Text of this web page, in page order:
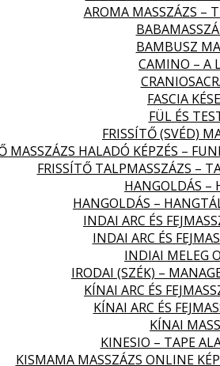
AROMA MASSZÁZS –
BAMBUSZ
CAMINO – A
FASCIA
FÜL ÉS
FRISSÍTŐ (SVÉD)
MASSZÁZS HALADÓ KÉPZÉS –
FRISSÍTŐ TALPMASSZÁZS –
HANGOLDÁS –
HANGOLDÁS –
INDAI ARC ÉS
INDAI ARC ÉS
INDIAI MELEG
IRODAI (SZÉK) –
KÍNAI ARC ÉS
KÍNAI ARC ÉS
KÍNAI
KINESIO – TAPE
KISMAMA MASSZÁZS ONLINE